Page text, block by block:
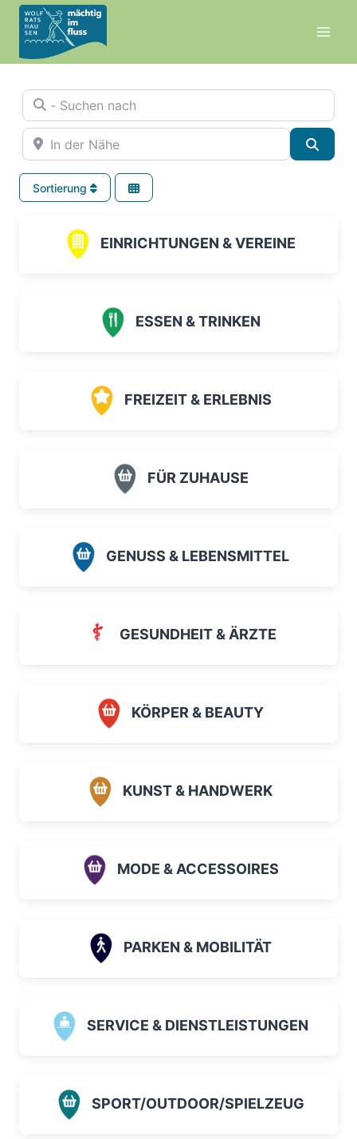
Zum
Inhalt
springen
- Suchen nach
In der Nähe
Sortierung
EINRICHTUNGEN & VEREINE
ESSEN & TRINKEN
FREIZEIT & ERLEBNIS
FÜR ZUHAUSE
GENUSS & LEBENSMITTEL
GESUNDHEIT & ÄRZTE
KÖRPER & BEAUTY
KUNST & HANDWERK
MODE & ACCESSOIRES
PARKEN & MOBILITÄT
SERVICE & DIENSTLEISTUNGEN
SPORT/OUTDOOR/SPIELZEUG